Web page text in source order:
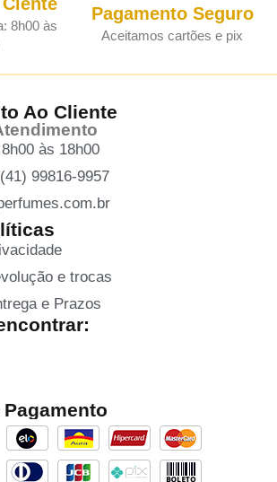
8h00 às
Pagamento Seguro
Aceitamos cartões e pix
Ao Cliente
às 18h00
99816-9957
e trocas
e Prazos